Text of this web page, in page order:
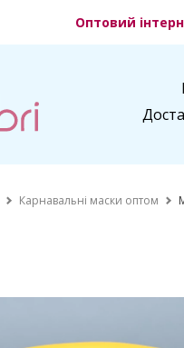
Оптовий
Карнавальні маски оптом